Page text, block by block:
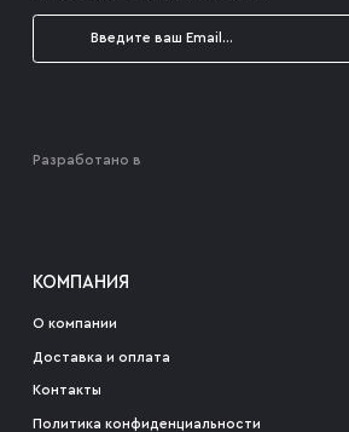
Разработано в
КОМПАНИЯ
О компании
Доставка и оплата
Контакты
Политика конфиденциальности